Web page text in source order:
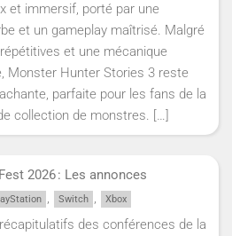
et immersif, porté par une
et un gameplay maîtrisé. Malgré
et une mécanique
Monster Hunter Stories 3 reste
parfaite pour les fans de la
collection de monstres. […]
2026 : Les annonces
, Switch , Xbox
des conférences de la